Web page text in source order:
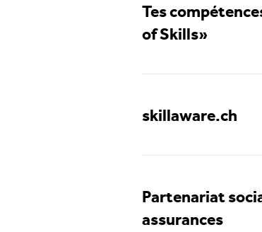
Tes
of Skills»
skillaware.ch
Partenariat
assurances